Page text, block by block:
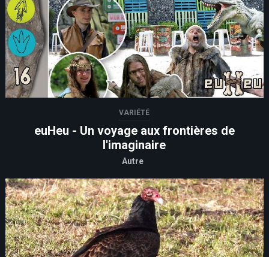
VARIÉTÉ
euHeu - Un voyage aux frontières de
l'imaginaire
Autre